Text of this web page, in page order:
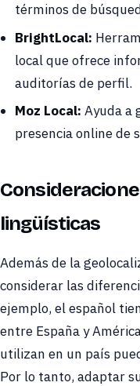
términos de
BrightLocal:
local que ofrece
auditorías de perfil.
Moz Local: Ayuda a
presencia online de
lingüísticas
Además de la
considerar las
ejemplo, el español
entre España y
utilizan en un país
Por lo tanto, adaptar